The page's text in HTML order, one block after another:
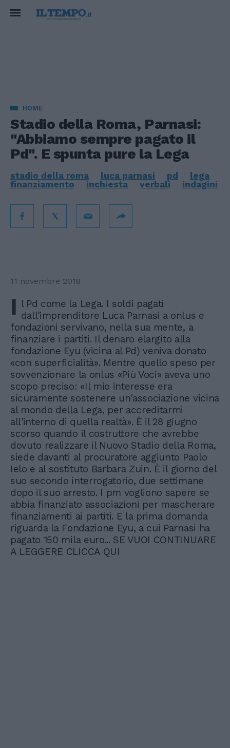
HOME
Stadio della Roma, Parnasi:
"Abbiamo sempre pagato il
Pd". E spunta pure la Lega
stadio della roma luca parnasi pd
lega
finanziamento
inchiesta verbali indagini
11 novembre 2018
I l Pd come la Lega. I soldi pagati
dall'imprenditore Luca Parnasi a onlus e
fondazioni servivano, nella sua mente, a
finanziare i partiti. Il denaro elargito alla
fondazione Eyu (vicina al Pd) veniva donato
«con superficialità». Mentre quello speso per
sovvenzionare la onlus «Più Voci» aveva uno
scopo preciso: «Il mio interesse era
sicuramente sostenere un'associazione vicina
al mondo della Lega, per accreditarmi
all'interno di quella realtà». È il 28 giugno
scorso quando il costruttore che avrebbe
dovuto realizzare il Nuovo Stadio della Roma,
siede davanti al procuratore aggiunto Paolo
Ielo e al sostituto Barbara Zuin. È il giorno del
suo secondo interrogatorio, due settimane
dopo il suo arresto. I pm vogliono sapere se
abbia finanziato associazioni per mascherare
finanziamenti ai partiti. E la prima domanda
riguarda la Fondazione Eyu, a cui Parnasi ha
pagato 150 mila euro... SE VUOI CONTINUARE
A LEGGERE CLICCA QUI